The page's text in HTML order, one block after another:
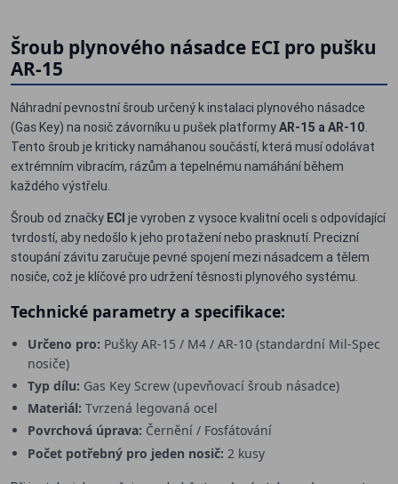
Šroub plynového násadce ECI pro pušku
AR-15
Náhradní pevnostní šroub určený k instalaci plynového násadce
(Gas Key) na nosič závorníku u pušek platformyAR-15 a AR-10.
Tento šroub je kriticky namáhanou součástí, která musí odolávat
extrémním vibracím, rázům a tepelnému namáhání během
každého výstřelu.
Šroub od značky ECI je vyroben z vysoce kvalitní oceli s odpovídající
tvrdostí, aby nedošlo k jeho protažení nebo prasknutí. Precizní
stoupání závitu zaručuje pevné spojení mezi násadcem a tělem
nosiče, což je klíčové pro udržení těsnosti plynového systému.
Technické parametry a specifikace:
Určeno pro: Pušky AR-15 / M4 / AR-10 (standardní Mil-Spec
nosiče)
Typ dílu: Gas Key Screw (upevňovací šroub násadce)
Materiál: Tvrzená legovaná ocel
Povrchová úprava: Černění / Fosfátování
Počet potřebný pro jeden nosič: 2 kusy